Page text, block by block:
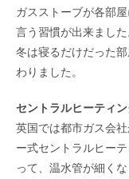
ガスストーブが各部
言う習慣が出来まし
冬は寝るだけだった
わりました。
セントラルヒーティ
英国では都市ガス会
ー式セントラルヒー
って、温水管が細く